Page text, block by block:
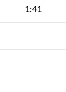
1:41